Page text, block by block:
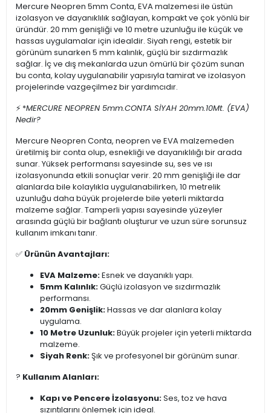
Mercure Neopren 5mm Conta, EVA malzemesi ile üstün
izolasyon ve dayanıklılık sağlayan, kompakt ve çok yönlü bir
üründür. 20 mm genişliği ve 10 metre uzunluğu ile küçük ve
hassas uygulamalar için idealdir. Siyah rengi, estetik bir
görünüm sunarken 5 mm kalınlık, güçlü bir sızdırmazlık
sağlar. İç ve dış mekanlarda uzun ömürlü bir çözüm sunan
bu conta, kolay uygulanabilir yapısıyla tamirat ve izolasyon
projelerinde vazgeçilmez bir yardımcıdır.
⚡ *MERCURE NEOPREN 5mm.CONTA SİYAH 20mm.10Mt. (EVA)
Nedir?
Mercure Neopren Conta, neopren ve EVA malzemeden
üretilmiş bir conta olup, esnekliği ve dayanıklılığı bir arada
sunar. Yüksek performansı sayesinde su, ses ve ısı
izolasyonunda etkili sonuçlar verir. 20 mm genişliği ile dar
alanlarda bile kolaylıkla uygulanabilirken, 10 metrelik
uzunluğu daha büyük projelerde bile yeterli miktarda
malzeme sağlar. Tamperli yapısı sayesinde yüzeyler
arasında güçlü bir bağlantı oluşturur ve uzun süre sorunsuz
kullanım imkanı tanır.
✅ Ürünün Avantajları:
EVA Malzeme:Esnek ve dayanıklı yapı.
5mm Kalınlık:Güçlü izolasyon ve sızdırmazlık
performansı.
20mm Genişlik:Hassas ve dar alanlara kolay
uygulama.
10 Metre Uzunluk:Büyük projeler için yeterli miktarda
malzeme.
Siyah Renk:Şık ve profesyonel bir görünüm sunar.
?️ Kullanım Alanları:
Kapı ve Pencere İzolasyonu:Ses, toz ve hava
sızıntılarını önlemek için ideal.